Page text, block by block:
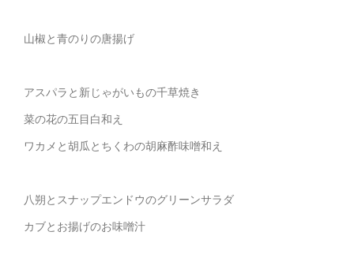
山椒と青のりの唐揚げ
アスパラと新じゃがいもの千草焼き
菜の花の五目白和え
ワカメと胡瓜とちくわの胡麻酢味噌和え
八朔とスナップエンドウのグリーンサラダ
カブとお揚げのお味噌汁